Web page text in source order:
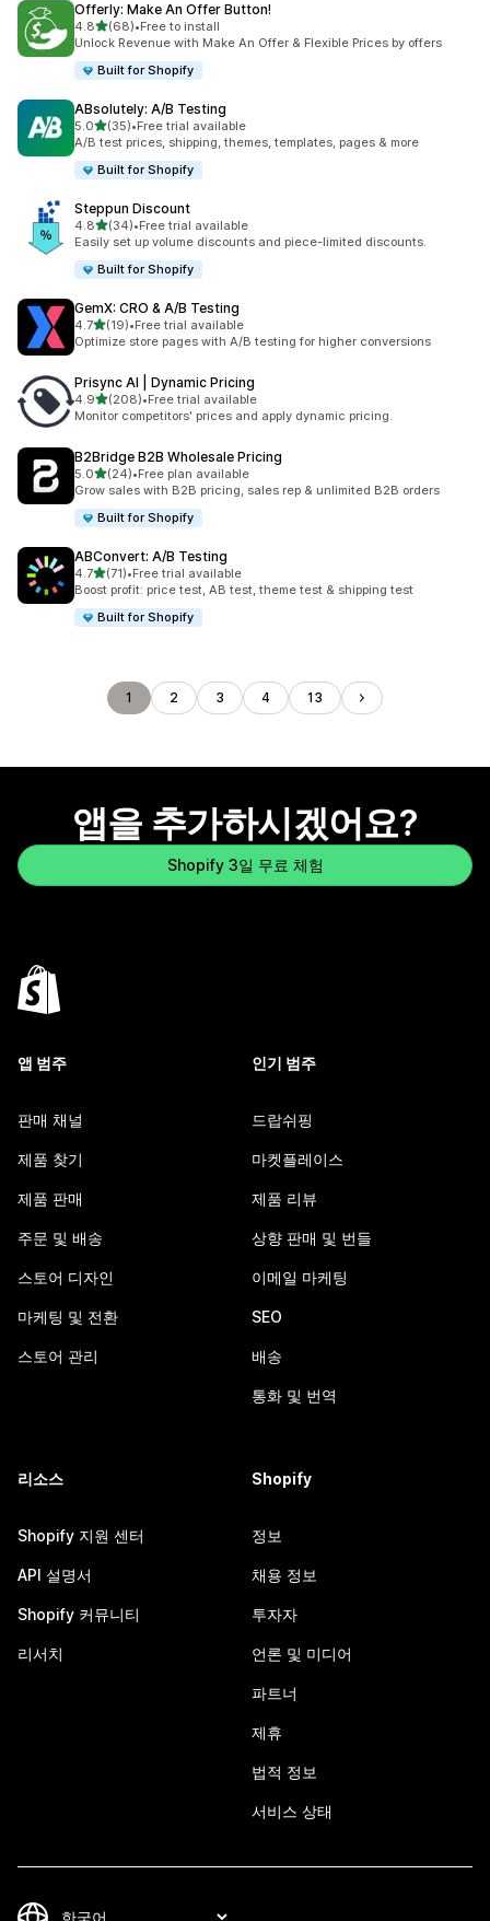
Offerly: Make An Offer Button!
4.8별 5개 중
(68)
총 리뷰 68개
•Free to install
Unlock Revenue with Make An Offer & Flexible Prices by offers
Built for Shopify
ABsolutely: A/B Testing
5.0별 5개 중
(35)
총 리뷰 35개
•Free trial available
A/B test prices, shipping, themes, templates, pages & more
Built for Shopify
Steppun Discount
4.8별 5개 중
(34)
총 리뷰 34개
•Free trial available
Easily set up volume discounts and piece-limited discounts.
Built for Shopify
GemX: CRO & A/B Testing
4.7별 5개 중
(19)
총 리뷰 19개
•Free trial available
Optimize store pages with A/B testing for higher conversions
Prisync AI | Dynamic Pricing
4.9별 5개 중
(208)
총 리뷰 208개
•Free trial available
Monitor competitors' prices and apply dynamic pricing.
B2Bridge B2B Wholesale Pricing
5.0별 5개 중
(24)
총 리뷰 24개
•Free plan available
Grow sales with B2B pricing, sales rep & unlimited B2B orders
Built for Shopify
ABConvert: A/B Testing
4.7별 5개 중
(71)
총 리뷰 71개
•Free trial available
Boost profit: price test, AB test, theme test & shipping test
Built for Shopify
1 2 3 4 13
앱을 추가하시겠어요?
Shopify 3일 무료 체험
앱 범주
판매 채널
제품 찾기
제품 판매
주문 및 배송
스토어 디자인
마케팅 및 전환
스토어 관리
인기 범주
드랍쉬핑
마켓플레이스
제품 리뷰
상향 판매 및 번들
이메일 마케팅
SEO
배송
통화 및 번역
리소스
Shopify 지원 센터
API 설명서
Shopify 커뮤니티
리서치
Shopify
정보
채용 정보
투자자
언론 및 미디어
파트너
제휴
법적 정보
서비스 상태